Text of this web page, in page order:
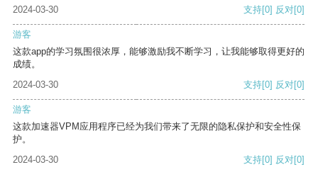
2024-03-30 支持[0] 反对[0]
游客
这款app的学习氛围很浓厚，能够激励我不断学习，让我能够取得更好的
成绩。
2024-03-30
支持[0] 反对[0]
游客
这款加速器VPM应用程序已经为我们带来了无限的隐私保护和安全性保
护。
2024-03-30
支持[0] 反对[0]